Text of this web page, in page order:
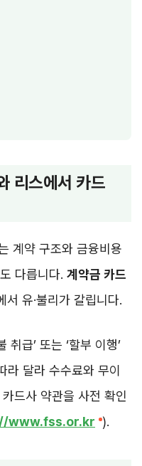
리스에서 카드
계약 구조와 금융비용
다릅니다. 계약금 카드
서 유·불리가 갈립니다.
취급’ 또는 ‘할부 이행’
라 달라 수수료와 무이
드사 약관을 사전 확인
www.fss.or.kr ).